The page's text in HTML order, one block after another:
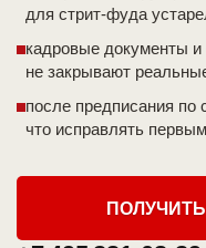
для стрит-фуда
кадровые документы
не закрывают
после предписания по
что исправлять первым